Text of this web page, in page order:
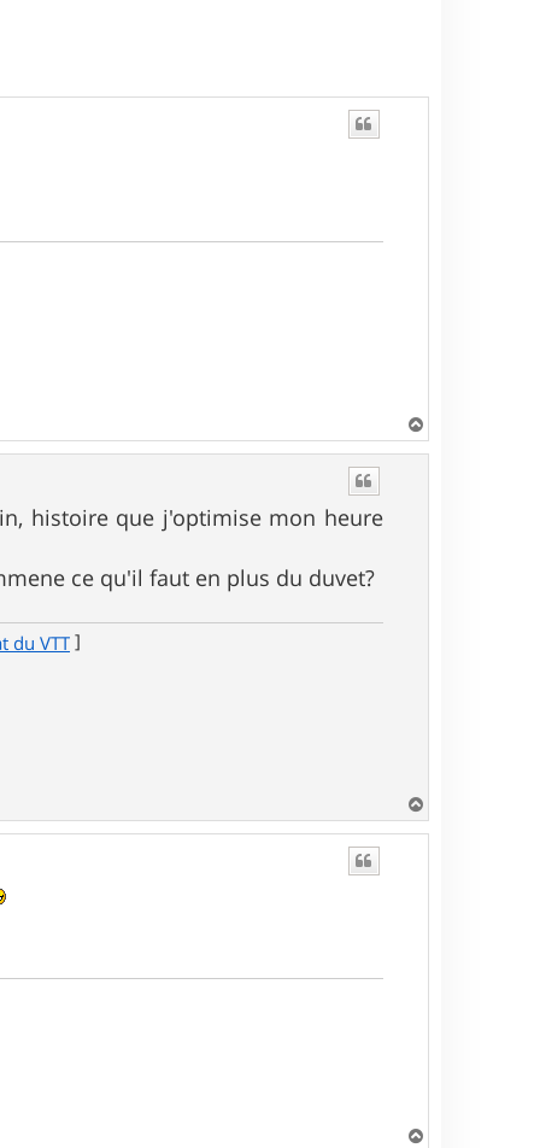
a
histoire que j'optimise mon heure
ce qu'il faut en plus du duvet?
du VTT ]
a